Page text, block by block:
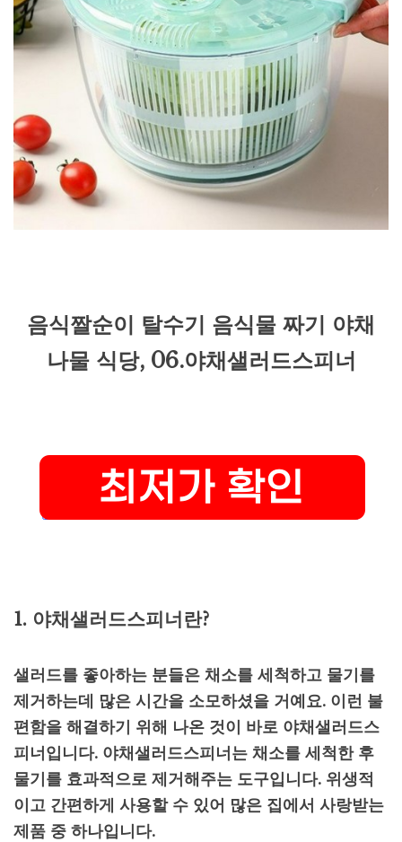
음식짤순이 탈수기 음식물 짜기 야채
나물 식당, 06.야채샐러드스피너
1. 야채샐러드스피너란?
샐러드를 좋아하는 분들은 채소를 세척하고 물기를
제거하는데 많은 시간을 소모하셨을 거예요. 이런 불
편함을 해결하기 위해 나온 것이 바로 야채샐러드스
피너입니다. 야채샐러드스피너는 채소를 세척한 후
물기를 효과적으로 제거해주는 도구입니다. 위생적
이고 간편하게 사용할 수 있어 많은 집에서 사랑받는
제품 중 하나입니다.